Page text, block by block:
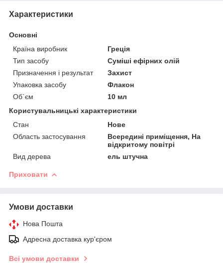
Характеристики
Основні
Країна виробник
Греція
Тип засобу
Суміші ефірних олій
Призначення і результат
Захист
Упаковка засобу
Флакон
Об`єм
10 мл
Користувальницькі характеристики
Стан
Нове
Область застосування
Всередині приміщення, На
відкритому повітрі
Вид дерева
ель штучна
Приховати
Умови доставки
Нова Пошта
Адресна доставка кур'єром
Всі умови доставки